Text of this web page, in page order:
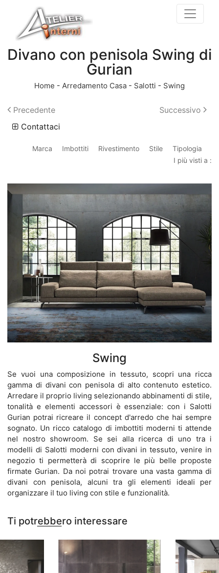
Divano con penisola Swing di
Gurian
Home - Arredamento Casa - Salotti - Swing
Precedente
Successivo
Contattaci
Marca Imbottiti Rivestimento Stile
Tipologia
I più visti a :
Swing
Se vuoi una composizione in tessuto, scopri una ricca
gamma di divani con penisola di alto contenuto estetico.
Arredare il proprio living selezionando abbinamenti di stile,
tonalità e elementi accessori è essenziale: con i Salotti
Gurian potrai ricreare il concept d'arredo che hai sempre
sognato. Un ricco catalogo di imbottiti moderni ti attende
nel nostro showroom. Se sei alla ricerca di uno tra i
modelli di Salotti moderni con divani in tessuto, venire in
negozio ti permetterà di scoprire le più belle proposte
firmate Gurian. Da noi potrai trovare una vasta gamma di
divani con penisola, alcuni tra gli elementi ideali per
organizzare il tuo living con stile e funzionalità.
Ti potrebbero interessare